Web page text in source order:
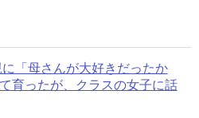
「母さんが大好きだったか
育ったが、クラスの女子に話